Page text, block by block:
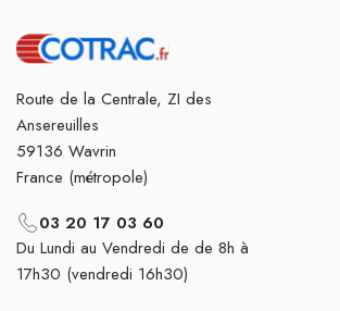
Route de la Centrale, ZI des
Ansereuilles
59136 Wavrin
France (métropole)
03 20 17 03 60
Du Lundi au Vendredi de de 8h à
17h30 (vendredi 16h30)